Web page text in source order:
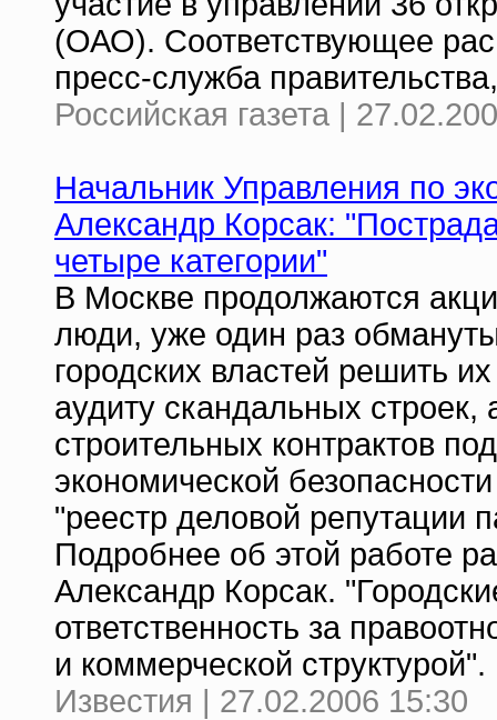
(ОАО). Соответствующее
пресс-служба
Российская газета |
Начальник Управления по
Александр Корсак:
четыре категории"
В Москве продолжаются
люди, уже один раз
городских властей решить
аудиту скандальных
строительных контрактов
экономической
"реестр деловой репутации
Подробнее об этой работе
Александр Корсак.
ответственность за
и коммерческой структурой".
Известия | 27.02.2006 15:30